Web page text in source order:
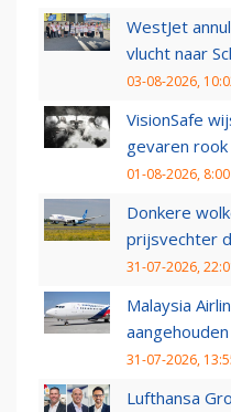
WestJet
vlucht naar
03-08-2026,
VisionSafe
gevaren
01-08-2026, 8:00
Donkere
prijsvechter
31-07-2026,
Malaysia
31-07-2026,
Lufthansa